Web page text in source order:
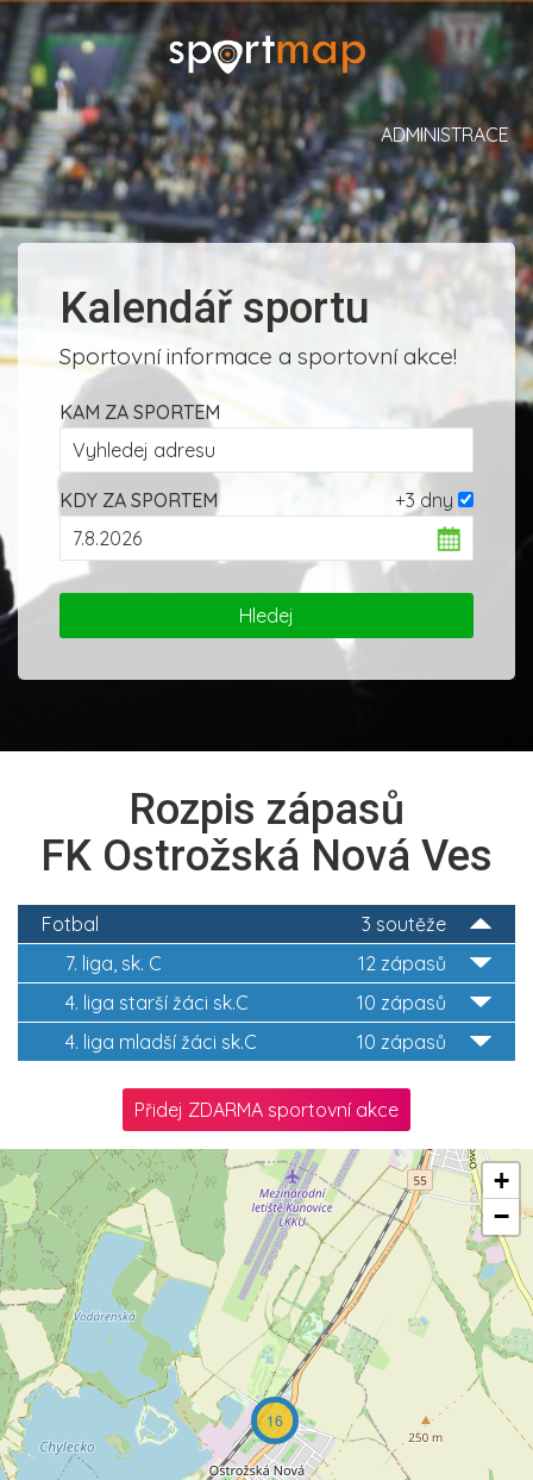
ADMINISTRACE
Kalendář sportu
Sportovní informace a sportovní akce!
KAM ZA SPORTEM
+3 dny
KDY ZA SPORTEM
Rozpis zápasů
FK Ostrožská Nová Ves
3 soutěže
Fotbal
12 zápasů
7. liga, sk. C
10 zápasů
4. liga starší žáci sk.C
10 zápasů
4. liga mladší žáci sk.C
Přidej ZDARMA sportovní akce
16
+
−